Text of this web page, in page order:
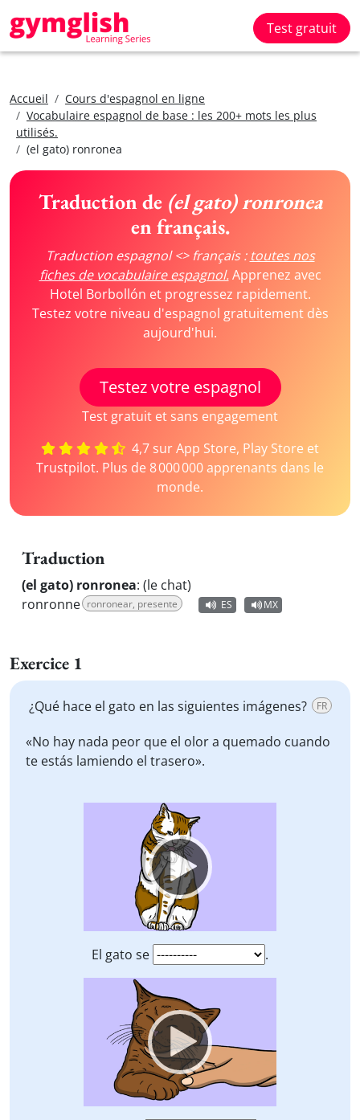
Test gratuit
Accueil
Cours d'espagnol en ligne
Vocabulaire espagnol de base : les 200+ mots les plus
utilisés.
(el gato) ronronea
Traduction de (el gato) ronronea
en français.
Traduction espagnol <> français : toutes nos
fiches de vocabulaire espagnol.Apprenez avec
Hotel Borbollón et progressez rapidement.
Testez votre niveau d'espagnol gratuitement dès
aujourd'hui.
Testez votre espagnol
Test gratuit et sans engagement
4,7 sur App Store, Play Store et
Trustpilot. Plus de 8 000 000 apprenants dans le
monde.
Traduction
(el gato) ronronea: (le chat)
ronronne ronronear, presente ES MX
Exercice 1
¿Qué hace el gato en las siguientes imágenes? FR
«No hay nada peor que el olor a quemado cuando
te estás lamiendo el trasero».
Video
Player
El gato se
.
Player